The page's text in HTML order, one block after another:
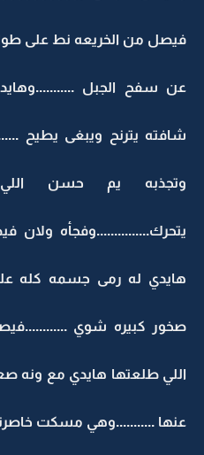
فيصل من الخريعه نط على
عن سفح الجبل
شافته يترنح ويبغى يطيح
وتجذبه يم حسن اللي
يتحرك...............وفجأه
هايدي له رمى جسمه كله
صخور كبيره شوي
اللي طلعتها هايدي مع ونه
عنها ...........وهي مسكت